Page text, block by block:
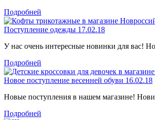
Подробней
Поступление одежды 17.02.18
У нас очень интересные новинки для вас!
Подробней
Новое поступление весенней обуви 16.02.18
Новые поступления в нашем магазине!
Подробней